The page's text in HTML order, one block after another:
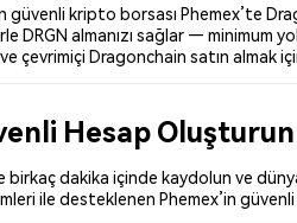
kripto borsası Phemex’te
DRGN almanızı sağlar — minimum
çevrimiçi Dragonchain satın almak
Hesap Oluşturun
birkaç dakika içinde kaydolun ve
ile desteklenen Phemex’in